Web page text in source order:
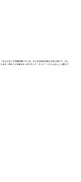
なんとなくの不調が続いている」そんなお悩みを抱える方に向けて、少し
ます。体のことを知るきっかけとして、そして「一人じゃない」と感じて